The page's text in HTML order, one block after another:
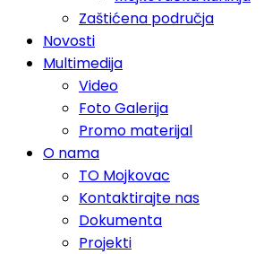
Zaštićena područja
Novosti
Multimedija
Video
Foto Galerija
Promo materijal
O nama
TO Mojkovac
Kontaktirajte nas
Dokumenta
Projekti